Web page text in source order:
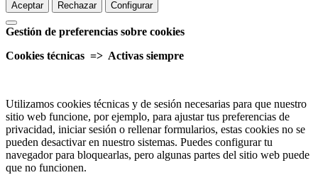
Aceptar Rechazar Configurar
Gestión de preferencias sobre cookies
Cookies técnicas => Activas siempre
Utilizamos cookies técnicas y de sesión necesarias para que nuestro
sitio web funcione, por ejemplo, para ajustar tus preferencias de
privacidad, iniciar sesión o rellenar formularios, estas cookies no se
pueden desactivar en nuestro sistemas. Puedes configurar tu
navegador para bloquearlas, pero algunas partes del sitio web puede
que no funcionen.